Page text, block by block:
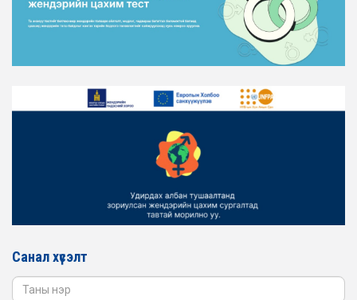
ЖЕНДЭРИЙН ЭРХ ТЭГШ БАЙДЛЫГ ХАНГАХ ҮЙЛ
АЖИЛЛАГААГ ЭРЧИМЖҮҮЛЭХ САРЫН ХУВААРЬТАЙ
2026-02-16
ТӨЛӨӨЛӨЛ ЗАМ ТЭЭВРИЙН ЯАМАНД АЖИЛЛАВ
ЖЕНДЭРИЙН ҮНДЭСНИЙ ХОРООНЫ АЖЛЫН АЛБАНЫ
ТӨЛӨӨЛӨЛ БАТЛАН ХАМГААЛАХ ЯАМАНД
Санал хүсэлт